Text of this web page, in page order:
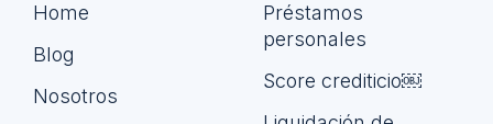
Home
Blog
Nosotros
Préstamos
personales
Score crediticio￼